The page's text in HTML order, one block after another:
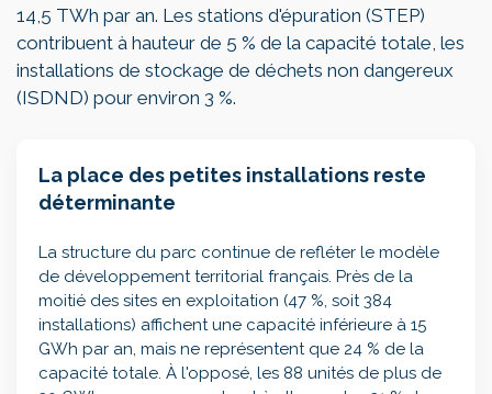
14,5 TWh par an. Les stations d'épuration (STEP)
contribuent à hauteur de 5 % de la capacité totale, les
installations de stockage de déchets non dangereux
(ISDND) pour environ 3 %.
La place des petites installations reste
déterminante
La structure du parc continue de refléter le modèle
de développement territorial français. Près de la
moitié des sites en exploitation (47 %, soit 384
installations) affichent une capacité inférieure à 15
GWh par an, mais ne représentent que 24 % de la
capacité totale. À l'opposé, les 88 unités de plus de